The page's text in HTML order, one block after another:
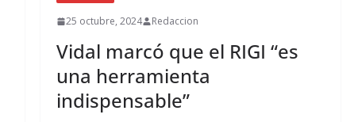
25 octubre, 2024 Redaccion
Vidal marcó que el RIGI “es
una herramienta
indispensable”